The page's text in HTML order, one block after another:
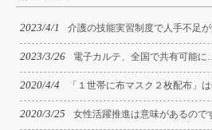
2023/4/1 介護の技能実習制度で人手不足
2023/3/26 電子カルテ、全国で共有可能に
2020/4/4 「１世帯に布マスク２枚配布」
2020/3/25 女性活躍推進は意味があるので